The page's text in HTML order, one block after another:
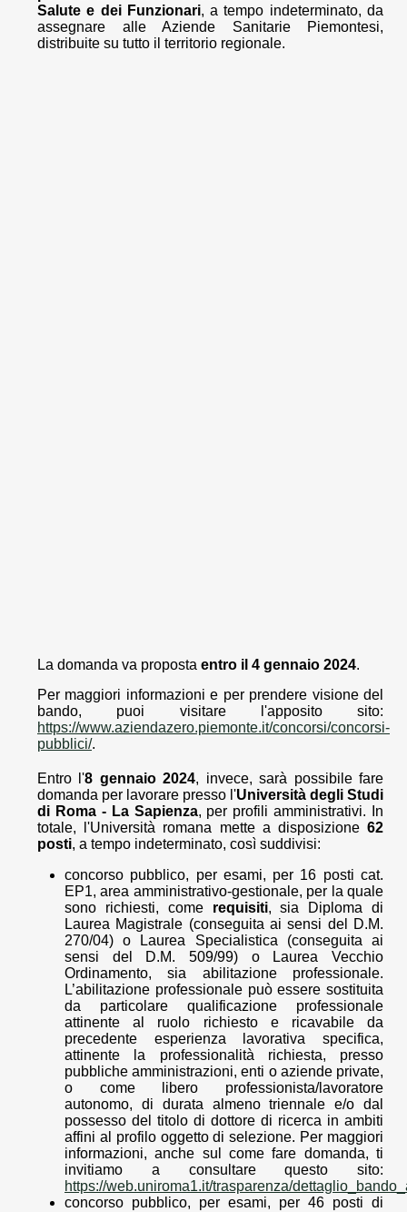
Salute e dei Funzionari, a tempo indeterminato, da
assegnare alle Aziende Sanitarie Piemontesi,
distribuite su tutto il territorio regionale.
La domanda va proposta entro il 4 gennaio 2024.
Per maggiori informazioni e per prendere visione del
bando, puoi visitare l'apposito sito:
https://www.aziendazero.piemonte.it/concorsi/concorsi-
pubblici/.
Entro l'8 gennaio 2024, invece, sarà possibile fare
domanda per lavorare presso l'Università degli Studi
di Roma - La Sapienza, per profili amministrativi. In
totale, l'Università romana mette a disposizione 62
posti, a tempo indeterminato, così suddivisi:
concorso pubblico, per esami, per 16 posti cat.
EP1, area amministrativo-gestionale, per la quale
sono richiesti, come requisiti, sia Diploma di
Laurea Magistrale (conseguita ai sensi del D.M.
270/04) o Laurea Specialistica (conseguita ai
sensi del D.M. 509/99) o Laurea Vecchio
Ordinamento, sia abilitazione professionale.
L’abilitazione professionale può essere sostituita
da particolare qualificazione professionale
attinente al ruolo richiesto e ricavabile da
precedente esperienza lavorativa specifica,
attinente la professionalità richiesta, presso
pubbliche amministrazioni, enti o aziende private,
o come libero professionista/lavoratore
autonomo, di durata almeno triennale e/o dal
possesso del titolo di dottore di ricerca in ambiti
affini al profilo oggetto di selezione. Per maggiori
informazioni, anche sul come fare domanda, ti
invitiamo a consultare questo sito:
https://web.uniroma1.it/trasparenza/
concorso pubblico, per esami, per 46 posti di